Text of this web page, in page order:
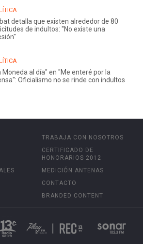
detalla que existen alrededor de 80
de indultos: "No existe una
Moneda al día" en "Me enteré por la
Oficialismo no se rinde con indultos
TRABAJA CON NOSOTROS
CERTIFICADO DE
HONORARIOS 2012
MEDICIÓN ANTENAS
CONTACTO
BRANDED CONTENT